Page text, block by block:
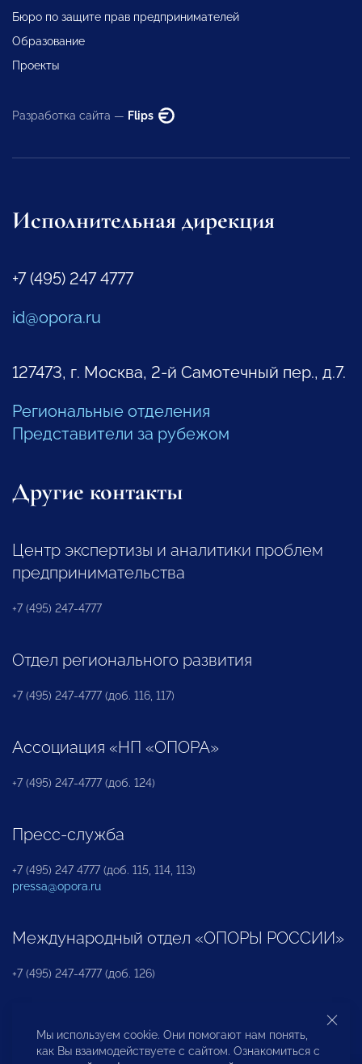
Бюро по защите прав предпринимателей
Образование
Проекты
Разработка сайта — Flips
Исполнительная дирекция
+7 (495) 247 4777
id@opora.ru
127473, г. Москва, 2-й Самотечный пер., д.7.
Региональные отделения
Представители за рубежом
Другие контакты
Центр экспертизы и аналитики проблем
предпринимательства
+7 (495) 247-4777
Отдел регионального развития
+7 (495) 247-4777 (доб. 116, 117)
Ассоциация «НП «ОПОРА»
+7 (495) 247-4777 (доб. 124)
Пресс-служба
+7 (495) 247 4777 (доб. 115, 114, 113)
pressa@opora.ru
Международный отдел «ОПОРЫ РОССИИ»
+7 (495) 247-4777 (доб. 126)
Бюро по защите прав предпринимателей и
инвесторов
Мы используем cookie. Они помогают нам понять,
как Вы взаимодействуете с сайтом. Ознакомиться с